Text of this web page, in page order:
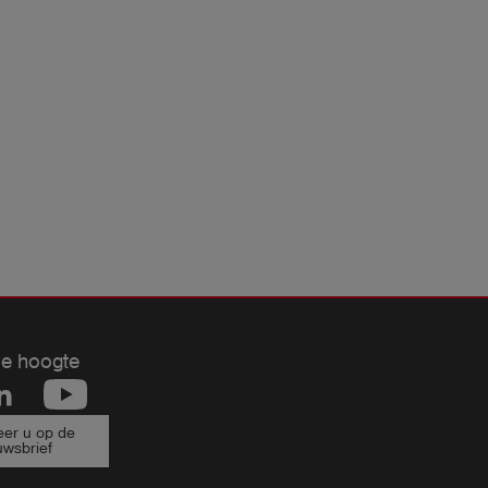
hoogte
u op de